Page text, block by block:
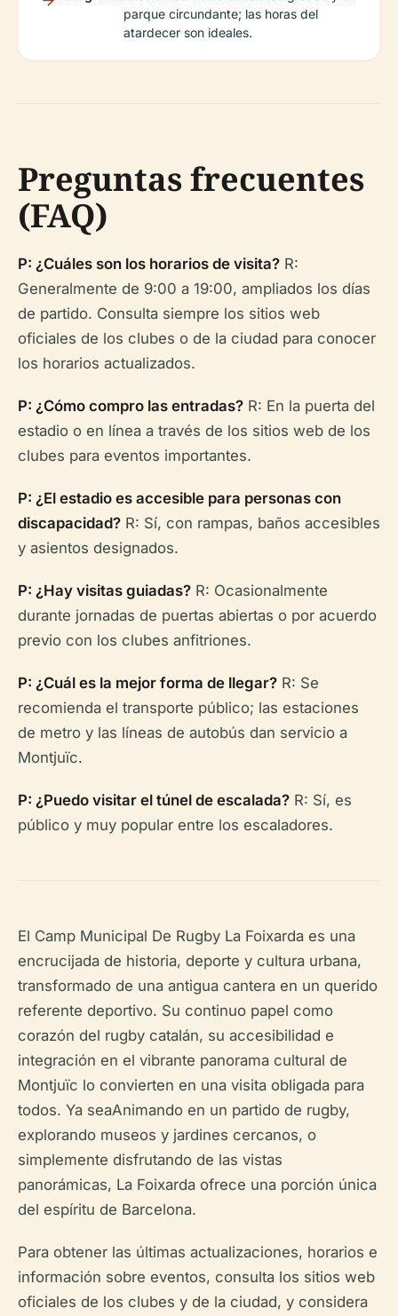
parque circundante; las horas del
atardecer son ideales.
Preguntas frecuentes
(FAQ)
P: ¿Cuáles son los horarios de visita? R:
Generalmente de 9:00 a 19:00, ampliados los días
de partido. Consulta siempre los sitios web
oficiales de los clubes o de la ciudad para conocer
los horarios actualizados.
P: ¿Cómo compro las entradas? R: En la puerta del
estadio o en línea a través de los sitios web de los
clubes para eventos importantes.
P: ¿El estadio es accesible para personas con
discapacidad? R: Sí, con rampas, baños accesibles
y asientos designados.
P: ¿Hay visitas guiadas? R: Ocasionalmente
durante jornadas de puertas abiertas o por acuerdo
previo con los clubes anfitriones.
P: ¿Cuál es la mejor forma de llegar? R: Se
recomienda el transporte público; las estaciones
de metro y las líneas de autobús dan servicio a
Montjuïc.
P: ¿Puedo visitar el túnel de escalada? R: Sí, es
público y muy popular entre los escaladores.
El Camp Municipal De Rugby La Foixarda es una
encrucijada de historia, deporte y cultura urbana,
transformado de una antigua cantera en un querido
referente deportivo. Su continuo papel como
corazón del rugby catalán, su accesibilidad e
integración en el vibrante panorama cultural de
Montjuïc lo convierten en una visita obligada para
todos. Ya seaAnimando en un partido de rugby,
explorando museos y jardines cercanos, o
simplemente disfrutando de las vistas
panorámicas, La Foixarda ofrece una porción única
del espíritu de Barcelona.
Para obtener las últimas actualizaciones, horarios e
información sobre eventos, consulta los sitios web
oficiales de los clubes y de la ciudad, y considera